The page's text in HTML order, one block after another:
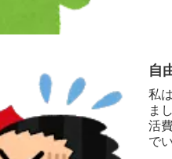
自
私
ま
活
で